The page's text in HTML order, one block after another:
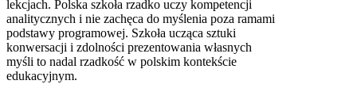
lekcjach. Polska szkoła rzadko uczy kompetencji
analitycznych i nie zachęca do myślenia poza ramami
podstawy programowej. Szkoła ucząca sztuki
konwersacji i zdolności prezentowania własnych
myśli to nadal rzadkość w polskim kontekście
edukacyjnym.